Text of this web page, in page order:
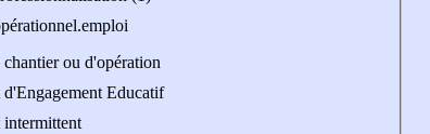
ou d'opération
d'Engagement Educatif
intermittent